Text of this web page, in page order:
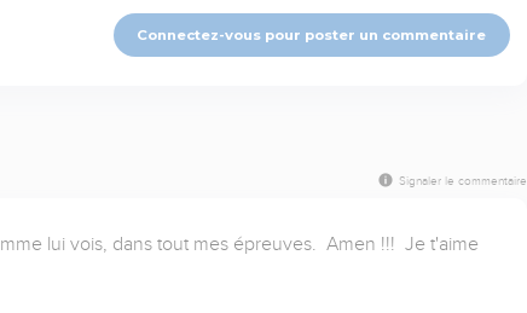
Connectez-vous pour poster un commentaire
Signaler le commentaire
lui vois, dans tout mes épreuves.  Amen !!!  Je t'aime